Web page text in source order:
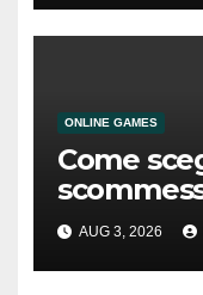
ONLINE GAMES
Come
AUG 3, 2026